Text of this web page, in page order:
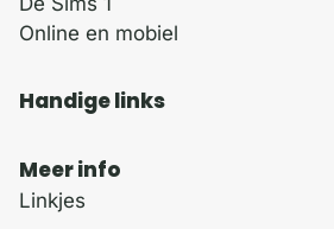
Online en mobiel
Handige links
Meer info
Linkjes